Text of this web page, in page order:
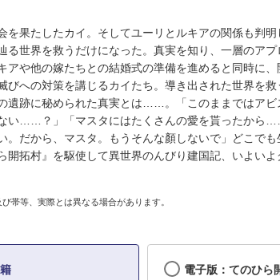
を果たしたカイ。そしてユーリとルキアの関係も判
る世界を救うだけになった。真実を知り、一層のア
アや他の嫁たちとの結婚式の準備を進めると同時に
びへの対策を講じるカイたち。導き出された世界を
遺跡に秘められた真実とは……。「このままではアビ
い……？」「マスタにはたくさんの愛を貰ったから
。だから、マスタ。もうそんな顏しないで」どこで
開拓村』を駆使して異世界のんびり建国記、いよい
帯等、実際とは異なる場合があります。
電子版：てのひら